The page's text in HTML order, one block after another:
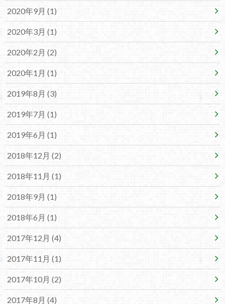
2020年9月 (1)
2020年3月 (1)
2020年2月 (2)
2020年1月 (1)
2019年8月 (3)
2019年7月 (1)
2019年6月 (1)
2018年12月 (2)
2018年11月 (1)
2018年9月 (1)
2018年6月 (1)
2017年12月 (4)
2017年11月 (1)
2017年10月 (2)
2017年8月 (4)